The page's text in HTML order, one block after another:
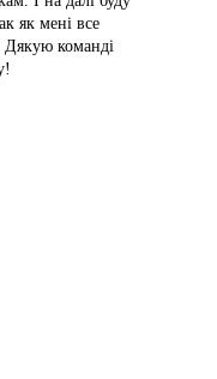
як мені все
Дякую команді